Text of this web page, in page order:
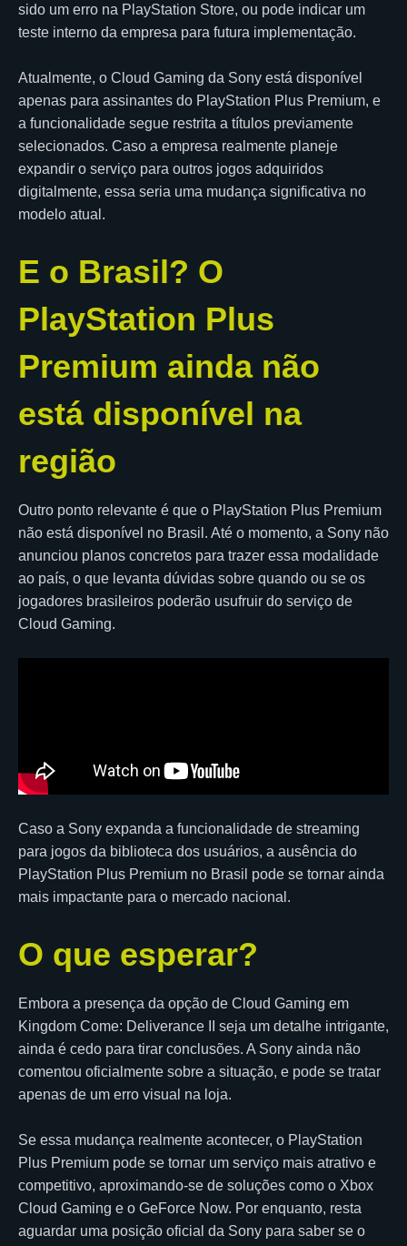
sido um erro na PlayStation Store, ou pode indicar um
teste interno da empresa para futura implementação.
Atualmente, o Cloud Gaming da Sony está disponível
apenas para assinantes do PlayStation Plus Premium, e
a funcionalidade segue restrita a títulos previamente
selecionados. Caso a empresa realmente planeje
expandir o serviço para outros jogos adquiridos
digitalmente, essa seria uma mudança significativa no
modelo atual.
E o Brasil? O
PlayStation Plus
Premium ainda não
está disponível na
região
Outro ponto relevante é que o PlayStation Plus Premium
não está disponível no Brasil. Até o momento, a Sony não
anunciou planos concretos para trazer essa modalidade
ao país, o que levanta dúvidas sobre quando ou se os
jogadores brasileiros poderão usufruir do serviço de
Cloud Gaming.
Caso a Sony expanda a funcionalidade de streaming
para jogos da biblioteca dos usuários, a ausência do
PlayStation Plus Premium no Brasil pode se tornar ainda
mais impactante para o mercado nacional.
O que esperar?
Embora a presença da opção de Cloud Gaming em
Kingdom Come: Deliverance II seja um detalhe intrigante,
ainda é cedo para tirar conclusões. A Sony ainda não
comentou oficialmente sobre a situação, e pode se tratar
apenas de um erro visual na loja.
Se essa mudança realmente acontecer, o PlayStation
Plus Premium pode se tornar um serviço mais atrativo e
competitivo, aproximando-se de soluções como o Xbox
Cloud Gaming e o GeForce Now. Por enquanto, resta
aguardar uma posição oficial da Sony para saber se o